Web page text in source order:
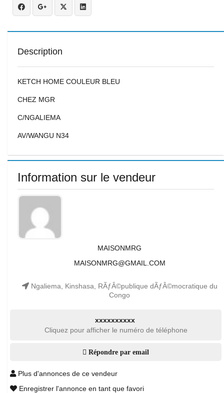
Description
KETCH HOME COULEUR BLEU
CHEZ MGR
C/NGALIEMA
AV/WANGU N34
Information sur le vendeur
MAISONMRG
MAISONMRG@GMAIL.COM
Ngaliema, Kinshasa, RÃƒÂ©publique dÃƒÂ©mocratique du
Congo
xxxxxxxxxx
Cliquez pour afficher le numéro de téléphone
Répondre par email
Plus d'annonces de ce vendeur
Enregistrer l'annonce en tant que favori